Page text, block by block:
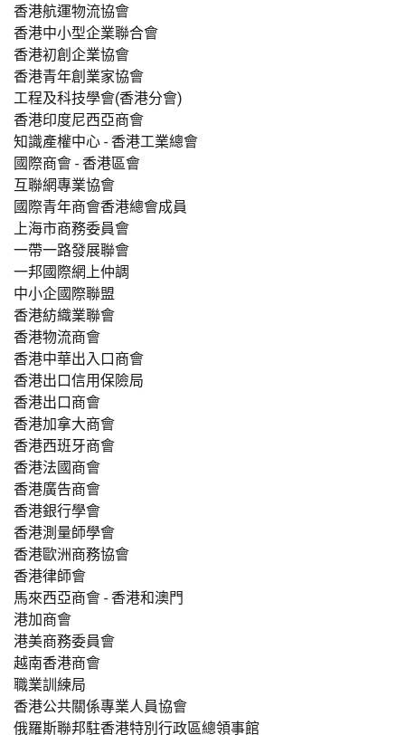
香港航運物流協會
香港中小型企業聯合會
香港初創企業協會
香港青年創業家協會
工程及科技學會(香港分會)
香港印度尼西亞商會
知識產權中心 - 香港工業總會
國際商會 - 香港區會
互聯網專業協會
國際青年商會香港總會成員
上海市商務委員會
一帶一路發展聯會
一邦國際網上仲調
中小企國際聯盟
香港紡織業聯會
香港物流商會
香港中華出入口商會
香港出口信用保險局
香港出口商會
香港加拿大商會
香港西班牙商會
香港法國商會
香港廣告商會
香港銀行學會
香港測量師學會
香港歐洲商務協會
香港律師會
馬來西亞商會 - 香港和澳門
港加商會
港美商務委員會
越南香港商會
職業訓練局
香港公共關係專業人員協會
俄羅斯聯邦駐香港特別行政區總領事館